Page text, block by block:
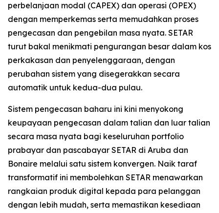
perbelanjaan modal (CAPEX) dan operasi (OPEX)
dengan memperkemas serta memudahkan proses
pengecasan dan pengebilan masa nyata. SETAR
turut bakal menikmati pengurangan besar dalam kos
perkakasan dan penyelenggaraan, dengan
perubahan sistem yang disegerakkan secara
automatik untuk kedua-dua pulau.
Sistem pengecasan baharu ini kini menyokong
keupayaan pengecasan dalam talian dan luar talian
secara masa nyata bagi keseluruhan portfolio
prabayar dan pascabayar SETAR di Aruba dan
Bonaire melalui satu sistem konvergen. Naik taraf
transformatif ini membolehkan SETAR menawarkan
rangkaian produk digital kepada para pelanggan
dengan lebih mudah, serta memastikan kesediaan